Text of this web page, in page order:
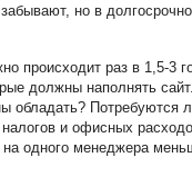
но в
происходит раз в 1,5-3
должны наполнять сайт.
обладать? Потребуются
и офисных
на одного менеджера